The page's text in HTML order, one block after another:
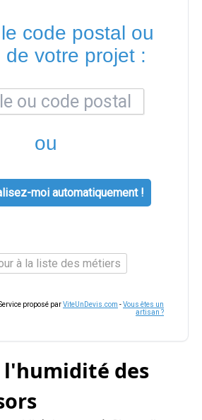
code postal ou
de votre projet :
ou
moi automatiquement !
à la liste des métiers
proposé parViteUnDevis.com -Vous êtes un
artisan ?
l'humidité des